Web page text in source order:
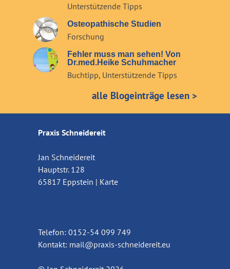
Unterstützende Tipps
Osteopathische Studien
Forschung
Fehler muss man sehen! Von
Dr.med.Heike Schuhmacher
Buchtipp, Unterstützende Tipps
alle Blogeinträge lesen >
Praxis Schneidereit
Jan Schneidereit
Hauptstr. 128
65817 Eppstein | Karte
Telefon: 0152-54 099 749
Kontakt: mail@praxis-schneidereit.eu